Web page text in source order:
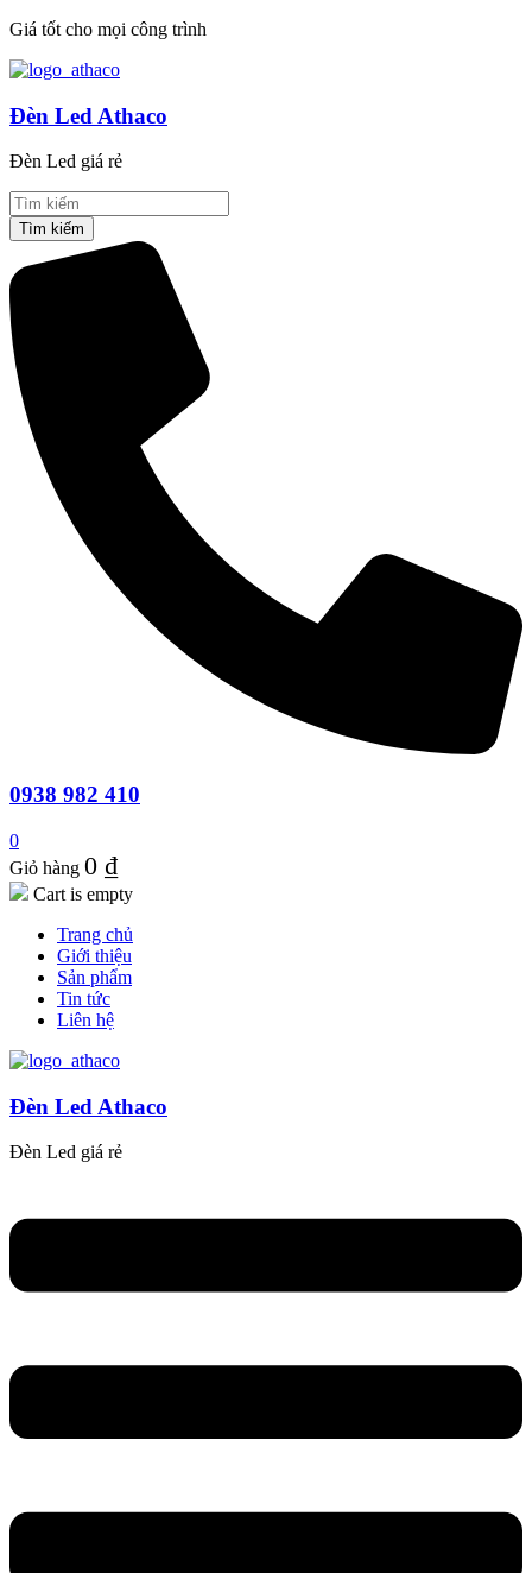
Giá tốt cho mọi công trình
Đèn Led Athaco
Đèn Led giá rẻ
0938 982 410
0
Giỏ hàng 0 ₫
Cart is empty
Trang chủ
Giới thiệu
Sản phẩm
Tin tức
Liên hệ
Đèn Led Athaco
Đèn Led giá rẻ